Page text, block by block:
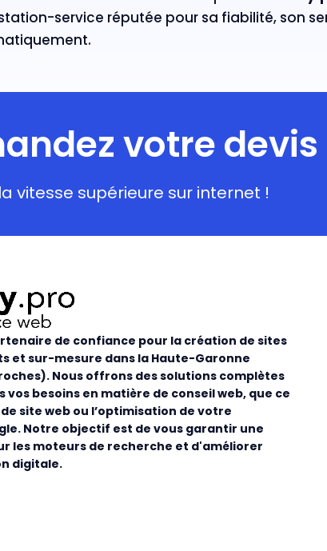
service réputée pour sa fiabilité, son
votre
vitesse supérieure sur internet !
de confiance pour la création de sites
et sur-mesure dans la Haute-Garonne
Nous offrons des solutions complètes
vos besoins en matière de conseil web, que ce
site web ou l’optimisation de votre
Notre objectif est de vous garantir une
les moteurs de recherche et d'améliorer
digitale.